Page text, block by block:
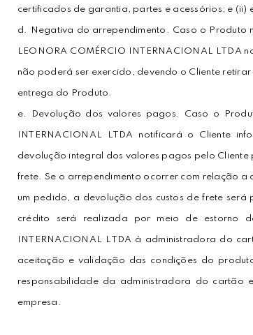
certificados de garantia, partes e acessórios; e (ii)
d. Negativa do arrependimento. Caso o Produto
LEONORA COMÉRCIO INTERNACIONAL
não poderá ser exercido, devendo o Cliente
entrega do Produto.
e. Devolução dos valores pagos. Caso o
INTERNACIONAL LTDA notificará o Cliente
devolução integral dos valores pagos pelo
frete. Se o arrependimento ocorrer com relação a
um pedido, a devolução dos custos de frete
crédito será realizada por meio de estorno
INTERNACIONAL LTDA à administradora do
aceitação e validação das condições do
responsabilidade da administradora do cartão
empresa.